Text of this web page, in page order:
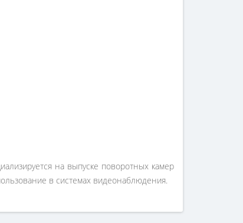
на выпуске поворотных камер
в системах видеонаблюдения.